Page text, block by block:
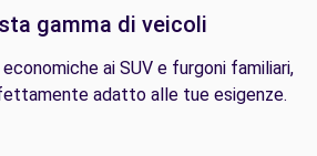
gamma di veicoli
ai SUV e furgoni familiari,
adatto alle tue esigenze.